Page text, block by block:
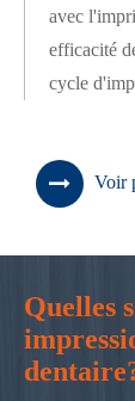
avec
efficacité
cycle
Voir
Quelles